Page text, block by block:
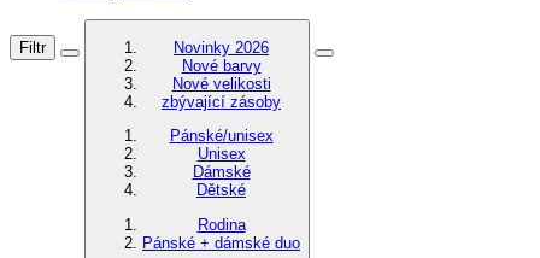
Filtr
Novinky 2026
Nové barvy
Nové velikosti
zbývající zásoby
Pánské/unisex
Unisex
Dámské
Dětské
Rodina
Pánské + dámské duo